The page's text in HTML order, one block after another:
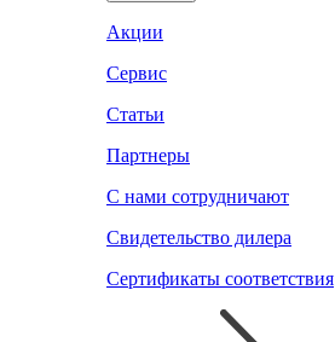
Акции
Сервис
Статьи
Партнеры
С нами сотрудничают
Свидетельство дилера
Сертификаты соответствия